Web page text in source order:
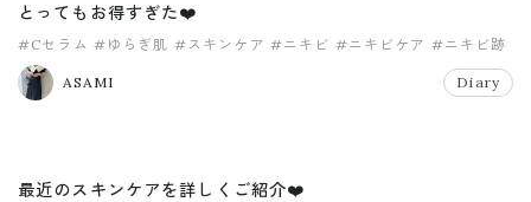
とってもお得すぎた❤️
#Cセラム #ゆらぎ肌 #スキンケア #ニキビ #ニキビケア #ニキビ跡
ASAMI Diary
最近のスキンケアを詳しくご紹介❤️